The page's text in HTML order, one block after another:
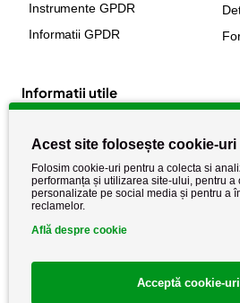
Instrumente GPDR
Informatii GPDR
Informatii utile
Despre noi
Stiri si noutati
Politica de cookie
Acest site folosește cookie-uri
Folosim cookie-uri pentru a colecta si
performanța și utilizarea site-ului, pentru a
personalizate pe social media și pentru a
reclamelor.
Află despre cookie
Acceptă cookie-uri